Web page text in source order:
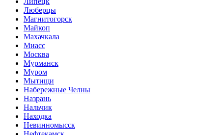
Люберцы
Магнитогорск
Майкоп
Махачкала
Миасс
Москва
Мурманск
Муром
Мытищи
Набережные Челны
Назрань
Нальчик
Находка
Невинномысск